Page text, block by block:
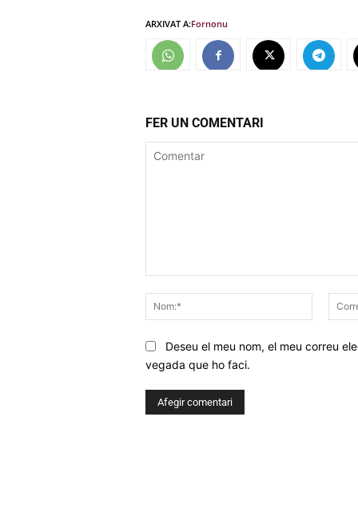
ARXIVAT A:Fornonu
FER UN COMENTARI
Nom:*
Deseu el meu nom, el meu correu
vegada que ho faci.